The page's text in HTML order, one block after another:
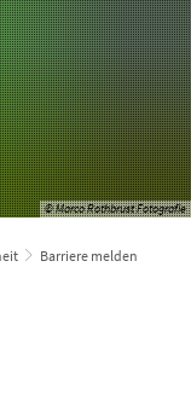
© Marco Rothbrust Fotografie
Barriere melden